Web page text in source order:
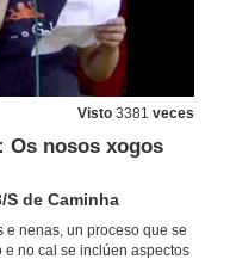
Visto 3381 veces
Os nosos xogos
S de Caminha
e nenas, un proceso que se
no cal se inclúen aspectos
de Compostela